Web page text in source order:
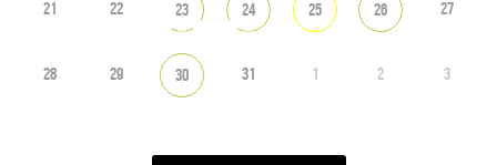
21 22 23 24 25 26 27
28 29 30 31 1 2 3